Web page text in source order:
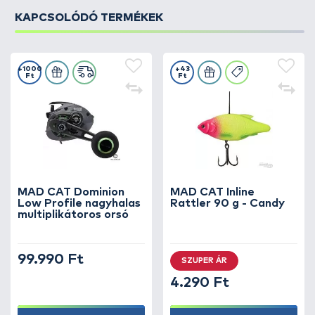
KAPCSOLÓDÓ TERMÉKEK
MAD CAT Dominion
Low Profile nagyhalas
multiplikátoros orsó
+1000
Ft
99.990 Ft
MAD CAT Inline
Rattler 90 g - Candy
+43
Ft
SZUPER ÁR
4.290 Ft